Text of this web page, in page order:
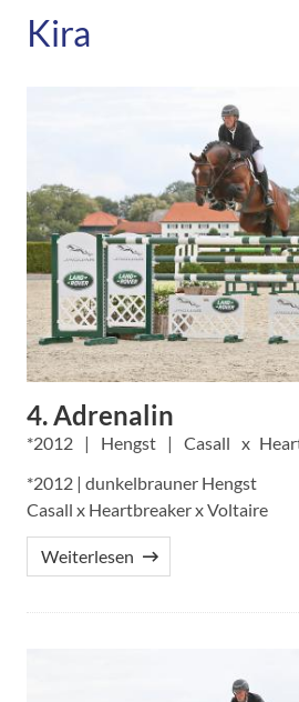
Kira
4. Adrenalin
2012 Hengst Casall
*2012 | dunkelbrauner Hengst
Casall x Heartbreaker x Voltaire
Weiterlesen